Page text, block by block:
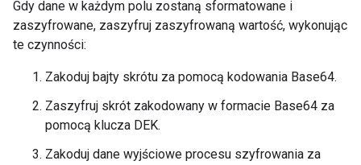
Gdy dane w każdym polu zostaną sformatowane i
zaszyfrowane, zaszyfruj zaszyfrowaną wartość, wykonując
te czynności:
Zakoduj bajty skrótu za pomocą kodowania Base64.
Zaszyfruj skrót zakodowany w formacie Base64 za
pomocą klucza DEK.
Zakoduj dane wyjściowe procesu szyfrowania za